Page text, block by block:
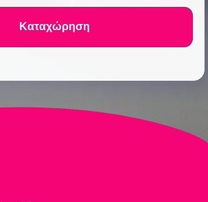
Καταχώρηση